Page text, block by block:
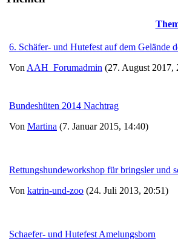
6. Schäfer- und Hutefest auf dem Gelände
Von AAH_Forumadmin (27. August 2017,
Bundeshüten 2014 Nachtrag
Von Martina (7. Januar 2015, 14:40)
Rettungshundeworkshop für bringsler und
Von katrin-und-zoo (24. Juli 2013, 20:51)
Schaefer- und Hutefest Amelungsborn